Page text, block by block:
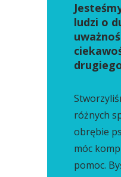
ludzi o
różnych
obrębie
móc
pomoc.